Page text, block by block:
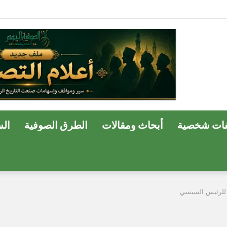
وسفير الحب الإلهي في مصر
شخصية أبحاث ومقالات الطرق الصوفية
للرئيس السيسي